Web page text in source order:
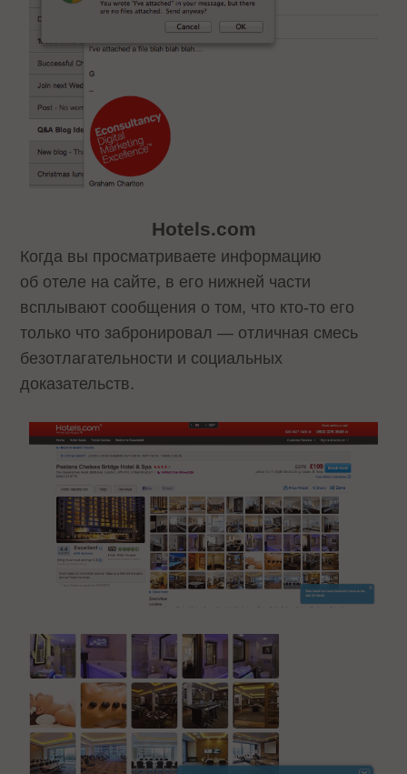
Hotels.com
Когда вы просматриваете информацию
об отеле на сайте, в его нижней части
всплывают сообщения о том, что кто-то его
только что забронировал — отличная смесь
безотлагательности и социальных
доказательств.